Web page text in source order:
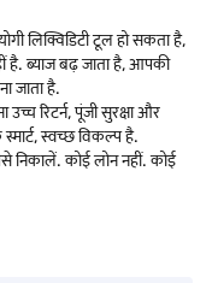
लिक्विडिटी टूल हो सकता है,
है. ब्याज बढ़ जाता है, आपकी
जाता है.
रिटर्न, पूंजी सुरक्षा और
स्वच्छ विकल्प है.
कोई लोन नहीं. कोई